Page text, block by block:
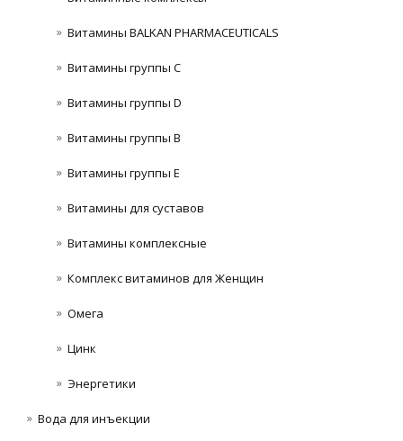
Витамины BALKAN PHARMACEUTICALS
Витамины группы C
Витамины группы D
Витамины группы В
Витамины группы Е
Витамины для суставов
Витамины комплексные
Комплекс витаминов для Женщин
Омега
Цинк
Энергетики
Вода для инъекции